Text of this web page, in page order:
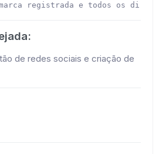
marca registrada e todos os
de redes sociais e criação de